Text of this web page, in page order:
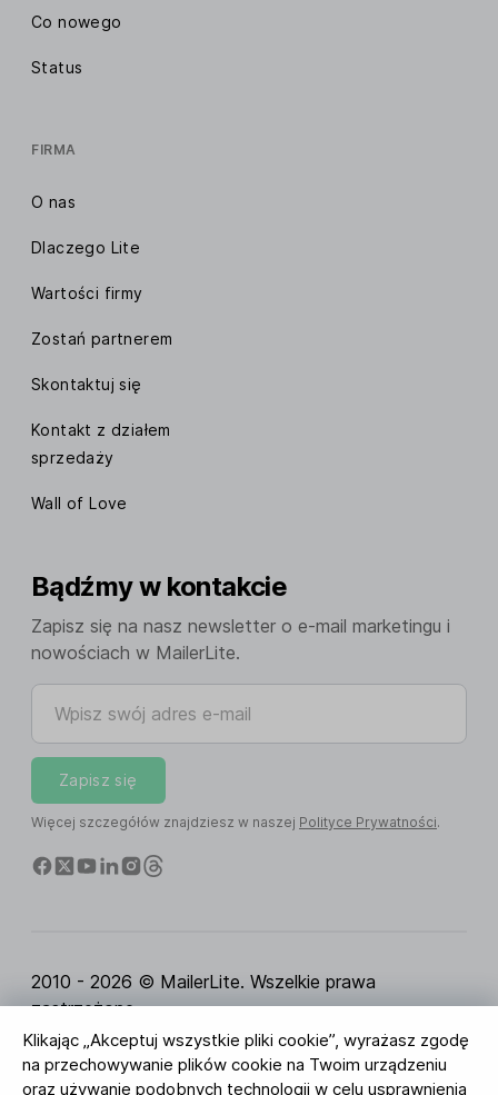
Klikając „Akceptuj wszystkie pliki cookie”, wyrażasz zgodę
na przechowywanie plików cookie na Twoim urządzeniu
oraz używanie podobnych technologii w celu usprawnienia
Co nowego
Status
FIRMA
O nas
Dlaczego Lite
Wartości firmy
Zostań partnerem
Skontaktuj się
Kontakt z działem
sprzedaży
Wall of Love
Bądźmy w kontakcie
Zapisz się na nasz newsletter o e-mail marketingu i
nowościach w MailerLite.
Wpisz swój adres e-mail
Zapisz się
Więcej szczegółów znajdziesz w naszej Polityce Prywatności.
2010 - 2026 © MailerLite. Wszelkie prawa
zastrzeżone.
Regulamin Serwisu Polityka Prywatności
Strona
zaufania
Ustawienia ciasteczek
Identyfikacja